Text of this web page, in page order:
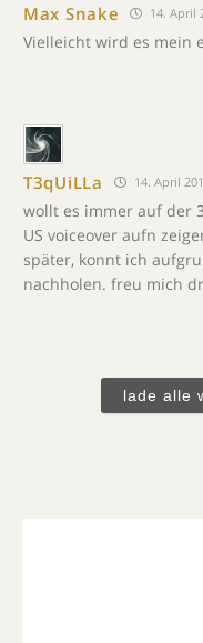
Max Snake 14. April
Vielleicht wird es mein
T3qUiLLa 14. April
wollt es immer auf der
US voiceover aufn
später, konnt ich
nachholen. freu mich
lade alle